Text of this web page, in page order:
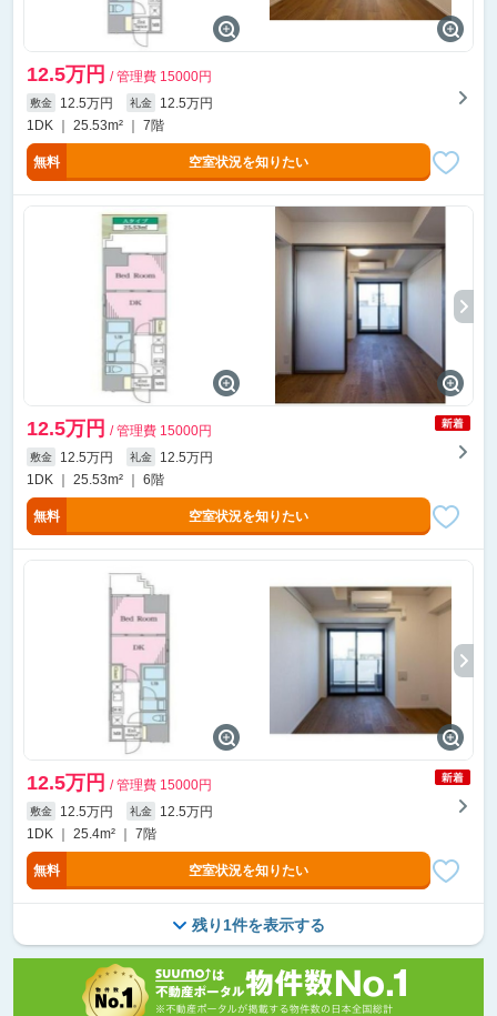
12.5万円 / 管理費 15000円
敷金 12.5万円 礼金
12.5万円
1DK ｜ 25.53m² ｜ 7階
無料 空室状況を知りたい
12.5万円 / 管理費 15000円
敷金 12.5万円 礼金
12.5万円
1DK ｜ 25.53m² ｜ 6階
無料 空室状況を知りたい
12.5万円 / 管理費 15000円
敷金 12.5万円 礼金
12.5万円
1DK ｜ 25.4m² ｜ 7階
無料 空室状況を知りたい
残り1件を表示する